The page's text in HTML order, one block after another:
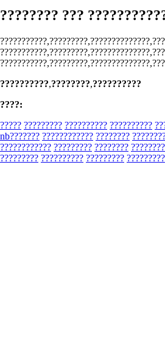
???????? ???
??????????,????????,??????????
????:
????? ????????? ?????????? ??????????
nb??????? ???????????? ????????
???????????? ????????? ????????
????????? ?????????? ????????? ?????????